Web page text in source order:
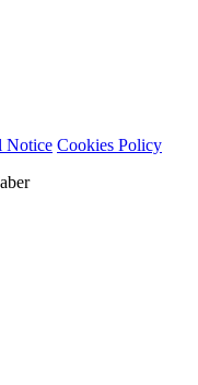
Notice Cookies Policy